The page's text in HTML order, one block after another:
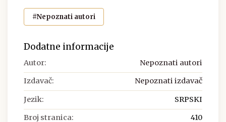
#Nepoznati autori
Dodatne informacije
Autor: Nepoznati autori
Izdavač: Nepoznati izdavač
Jezik: SRPSKI
Broj stranica: 410